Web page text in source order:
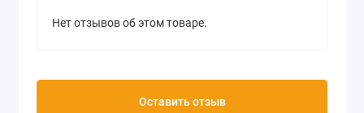
Нет отзывов об этом товаре.
Оставить отзыв